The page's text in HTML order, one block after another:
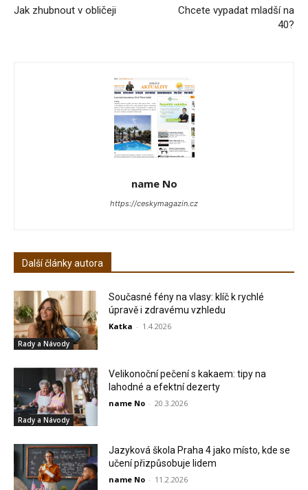
Jak zhubnout v obličeji
Chcete vypadat mladší na
40?
name No
https://ceskymagazin.cz
Další články autora
Rady a Návody
Současné fény na vlasy: klíč k rychlé
úpravě i zdravému vzhledu
Katka - 1.4.2026
Rady a Návody
Velikonoční pečení s kakaem: tipy na
lahodné a efektní dezerty
name No - 20.3.2026
Jazyková škola Praha 4 jako místo, kde se
učení přizpůsobuje lidem
name No - 11.2.2026